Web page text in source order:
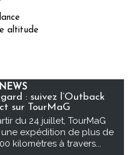
altitude
: suivez l’Outback
sur TourMaG
du 24 juillet, TourMaG
une expédition de plus de
kilomètres à travers...